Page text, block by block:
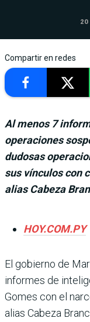
20
Compartir en redes
Al menos 7
operaciones
dudosas
sus vínculos con
alias Cabeza
HOY.COM.PY
El gobierno de
informes de
Gomes con el
alias Cabeza